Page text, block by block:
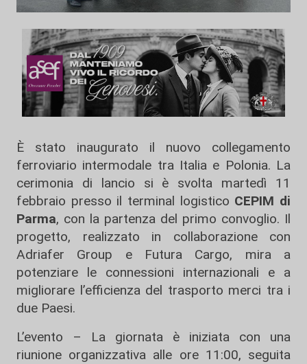
È stato inaugurato il nuovo collegamento
ferroviario intermodale tra Italia e Polonia. La
cerimonia di lancio si è svolta martedì 11
febbraio presso il terminal logistico CEPIM di
Parma, con la partenza del primo convoglio. Il
progetto, realizzato in collaborazione con
Adriafer Group e Futura Cargo, mira a
potenziare le connessioni internazionali e a
migliorare l’efficienza del trasporto merci tra i
due Paesi.
L’evento – La giornata è iniziata con una
riunione organizzativa alle ore 11:00, seguita